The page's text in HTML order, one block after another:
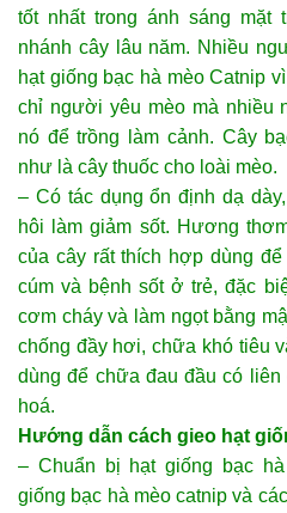
tốt nhất trong ánh sáng mặt
nhánh cây lâu năm. Nhiều
hạt giống bạc hà mèo Catnip
chỉ người yêu mèo mà nhiều
nó để trồng làm cảnh. Cây
như là cây thuốc cho loài mèo.
– Có tác dụng ổn định dạ
hôi làm giảm sốt. Hương
của cây rất thích hợp dùng
cúm và bệnh sốt ở trẻ, đặc
cơm cháy và làm ngọt bằng
chống đầy hơi, chữa khó tiêu
dùng để chữa đau đầu có
hoá.
Hướng dẫn cách gieo hạt
– Chuẩn bị hạt giống bạc
giống bạc hà mèo catnip và